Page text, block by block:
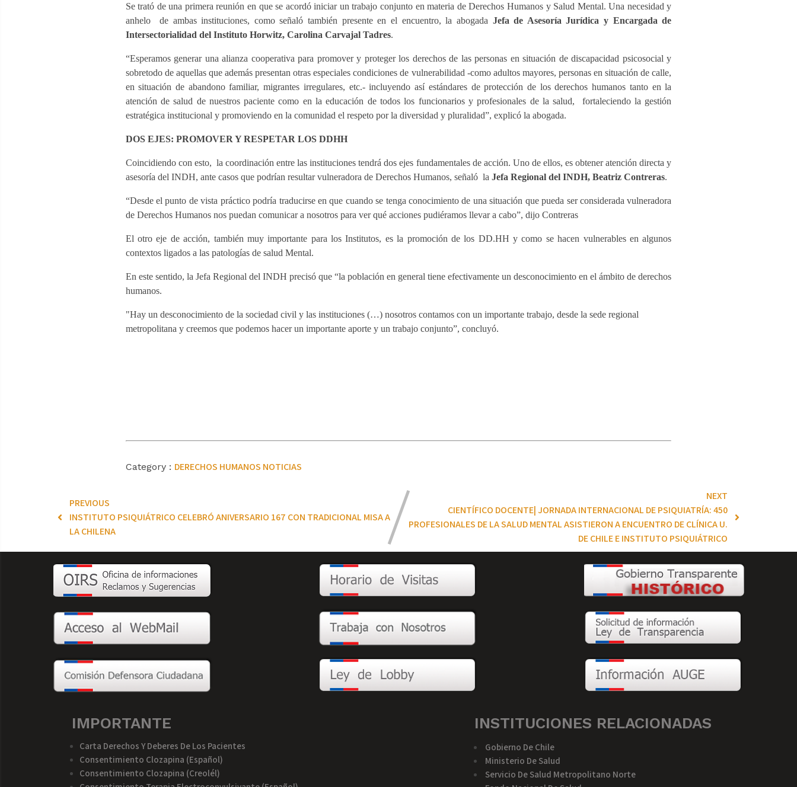
Se trató de una primera reunión en que se acordó iniciar un trabajo conjunto en materia de Derechos Humanos y Salud Mental. Una necesidad y
anhelo de ambas instituciones, como señaló también presente en el encuentro, la abogada Jefa de Asesoría Jurídica y Encargada de
Intersectorialidad del Instituto Horwitz, Carolina Carvajal Tadres.
“Esperamos generar una alianza cooperativa para promover y proteger los derechos de las personas en situación de discapacidad psicosocial y
sobretodo de aquellas que además presentan otras especiales condiciones de vulnerabilidad -como adultos mayores, personas en situación de calle,
en situación de abandono familiar, migrantes irregulares, etc.- incluyendo así estándares de protección de los derechos humanos tanto en la
atención de salud de nuestros paciente como en la educación de todos los funcionarios y profesionales de la salud, fortaleciendo la gestión
estratégica institucional y promoviendo en la comunidad el respeto por la diversidad y pluralidad”, explicó la abogada.
DOS EJES: PROMOVER Y RESPETAR LOS DDHH
Coincidiendo con esto, la coordinación entre las instituciones tendrá dos ejes fundamentales de acción. Uno de ellos, es obtener atención directa y
asesoría del INDH, ante casos que podrían resultar vulneradora de Derechos Humanos, señaló la Jefa Regional del INDH, Beatriz Contreras.
“Desde el punto de vista práctico podría traducirse en que cuando se tenga conocimiento de una situación que pueda ser considerada vulneradora
de Derechos Humanos nos puedan comunicar a nosotros para ver qué acciones pudiéramos llevar a cabo”, dijo Contreras
El otro eje de acción, también muy importante para los Institutos, es la promoción de los DD.HH y como se hacen vulnerables en algunos
contextos ligados a las patologías de salud Mental.
En este sentido, la Jefa Regional del INDH precisó que “la población en general tiene efectivamente un desconocimiento en el ámbito de derechos
humanos.
"Hay un desconocimiento de la sociedad civil y las instituciones (…) nosotros contamos con un importante trabajo, desde la sede regional
metropolitana y creemos que podemos hacer un importante aporte y un trabajo conjunto”, concluyó.
Category : DERECHOS HUMANOS NOTICIAS
PREVIOUS
INSTITUTO PSIQUIÁTRICO CELEBRÓ ANIVERSARIO 167 CON TRADICIONAL MISA A
LA CHILENA
NEXT
CIENTÍFICO DOCENTE| JORNADA INTERNACIONAL DE PSIQUIATRÍA: 450
PROFESIONALES DE LA SALUD MENTAL ASISTIERON A ENCUENTRO DE CLÍNICA U.
DE CHILE E INSTITUTO PSIQUIÁTRICO
IMPORTANTE
Carta Derechos Y Deberes De Los Pacientes
Consentimiento Clozapina (español)
Consentimiento Clozapina (creolél)
INSTITUCIONES RELACIONADAS
Gobierno De Chile
Ministerio De Salud
Servicio De Salud Metropolitano Norte